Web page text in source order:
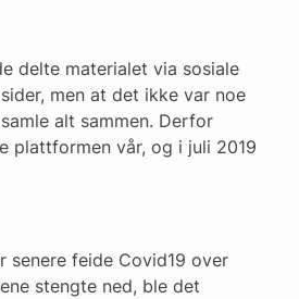
delte materialet via sosiale
men at det ikke var noe
alt sammen. Derfor
plattformen vår, og i juli 2019
senere feide Covid19 over
stengte ned, ble det